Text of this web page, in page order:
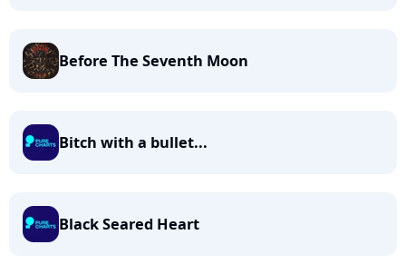
Before The Seventh Moon
Bitch with a bullet...
Black Seared Heart